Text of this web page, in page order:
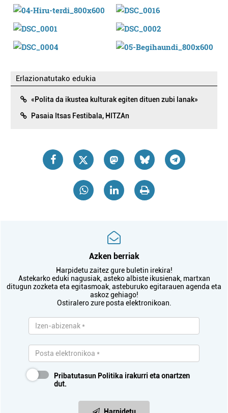
Erlazionatutako edukia
«Polita da ikustea kulturak egiten dituen zubi lanak»
Pasaia Itsas Festibala, HITZAn
Azken berriak
Harpidetu zaitez gure buletin irekira!
Astekarko eduki nagusiak, asteko albiste ikusienak, martxan
ditugun zozketa eta egitasmoak, asteburuko egitarauen agenda eta
askoz gehiago!
Ostiralero zure posta elektronikoan.
Pribatutasun Politika irakurri eta onartzen
dut.
Harpidetu